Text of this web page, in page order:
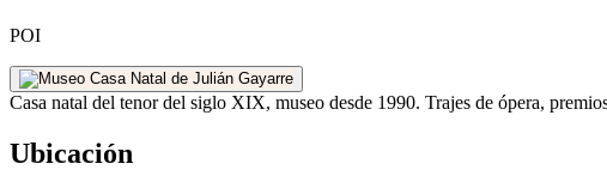
POI
Casa natal del tenor del siglo XIX, museo desde 1990. Trajes de ópera,
Ubicación